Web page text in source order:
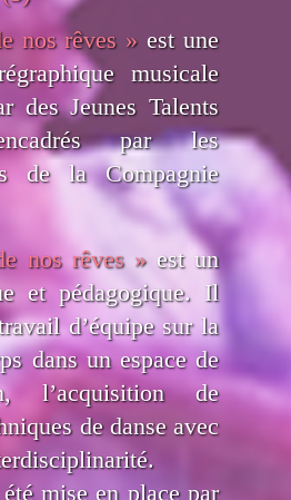
nos rêves » est une
musicale
des Jeunes Talents
par les
de la Compagnie
nos rêves »est un
et pédagogique. Il
d’équipe sur la
dans un espace de
l’acquisition de
de danse avec
mise en place par